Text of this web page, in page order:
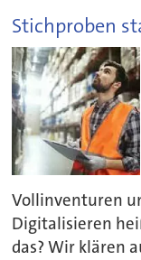
Stichproben
Vollinventuren
Digitalisieren
das? Wir klären